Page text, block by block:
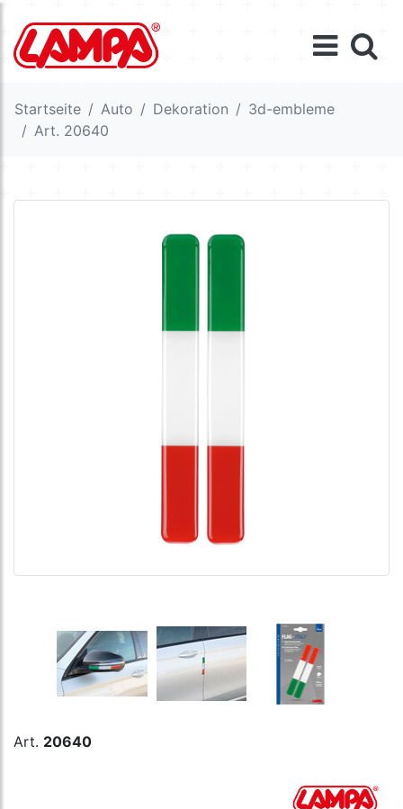
Startseite Auto Dekoration
3d-embleme
Art. 20640
Art. 20640